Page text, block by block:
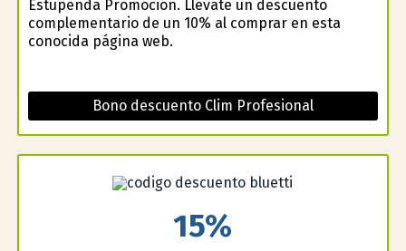
Estupenda Promoción. Llévate un descuento
complementario de un 10% al comprar en esta
conocida página web.
Bono descuento Clim Profesional
15%